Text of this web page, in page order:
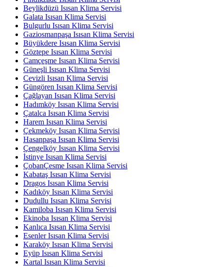
Beylikdüzü Isısan Klima Servisi
Galata Isısan Klima Servisi
Bulgurlu Isısan Klima Servisi
Gaziosmanpaşa Isısan Klima Servisi
Büyükdere Isısan Klima Servisi
Göztepe Isısan Klima Servisi
Camçeşme Isısan Klima Servisi
Güneşli Isısan Klima Servisi
Cevizli Isısan Klima Servisi
Güngören Isısan Klima Servisi
Çağlayan Isısan Klima Servisi
Hadımköy Isısan Klima Servisi
Çatalca Isısan Klima Servisi
Harem Isısan Klima Servisi
Çekmeköy Isısan Klima Servisi
Hasanpaşa Isısan Klima Servisi
Çengelköy Isısan Klima Servisi
İstinye Isısan Klima Servisi
ÇobanÇesme Isısan Klima Servisi
Kabataş Isısan Klima Servisi
Dragos Isısan Klima Servisi
Kadıköy Isısan Klima Servisi
Dudullu Isısan Klima Servisi
Kamiloba Isısan Klima Servisi
Ekinoba Isısan Klima Servisi
Kanlıca Isısan Klima Servisi
Esenler Isısan Klima Servisi
Karaköy Isısan Klima Servisi
Eyüp Isısan Klima Servisi
Kartal Isısan Klima Servisi